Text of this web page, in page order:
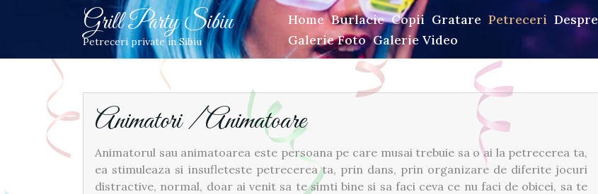
Grill Party Sibiu
Petreceri private in Sibiu
Home Burlacie Copii Gratare Petreceri Despre
Galerie Foto Galerie Video
Animatori / Animatoare
Animatorul sau animatoarea este persoana pe care musai trebuie sa o ai la petrecerea ta,
ea stimuleaza si insufleteste petrecerea ta, prin dans, prin organizare de diferite jocuri
distractive, normal, doar ai venit sa te simti bine si sa faci ceva ce nu faci de obicei, sa te